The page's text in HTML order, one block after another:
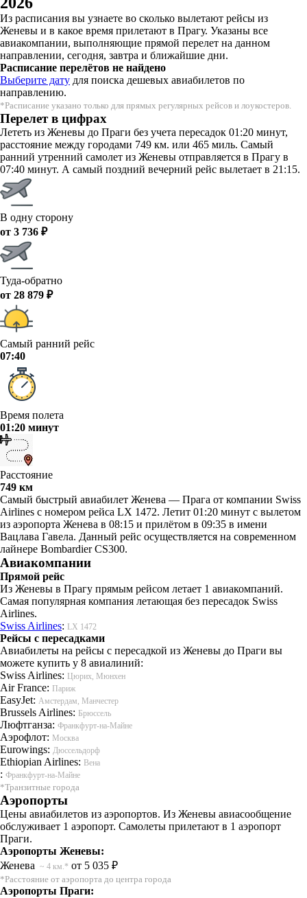
Из расписания вы узнаете во сколько вылетают рейсы из
Женевы и в какое время прилетают в Прагу. Указаны все
авиакомпании, выполняющие прямой перелет на данном
направлении, сегодня, завтра и ближайшие дни.
Расписание перелётов не найдено
Выберите дату для поиска дешевых авиабилетов по
направлению.
*Расписание указано только для прямых регулярных рейсов и лоукостеров.
Перелет в цифрах
Лететь из Женевы до Праги без учета пересадок 01:20 минут,
расстояние между городами 749 км. или 465 миль. Самый
ранний утренний самолет из Женевы отправляется в Прагу в
07:40 минут. А самый поздний вечерний рейс вылетает в 21:15.
В одну сторону
от 3 736 ₽
Туда-обратно
от 28 879 ₽
Самый ранний рейс
07:40
Время полета
01:20 минут
Расстояние
749 км
Самый быстрый авиабилет Женева — Прага от компании Swiss
Airlines с номером рейса LX 1472. Летит 01:20 минут с вылетом
из аэропорта Женева в 08:15 и прилётом в 09:35 в имени
Вацлава Гавела. Данный рейс осуществляется на современном
лайнере Bombardier CS300.
Авиакомпании
Прямой рейс
Из Женевы в Прагу прямым рейсом летает 1 авиакомпаний.
Самая популярная компания летающая без пересадок Swiss
Airlines.
Swiss Airlines: LX 1472
Рейсы с пересадками
Авиабилеты на рейсы с пересадкой из Женевы до Праги вы
можете купить у 8 авиалиний:
Swiss Airlines: Цюрих, Мюнхен
Air France: Париж
EasyJet: Амстердам, Манчестер
Brussels Airlines: Брюссель
Люфтганза: Франкфурт-на-Майне
Аэрофлот: Москва
Eurowings: Дюссельдорф
Ethiopian Airlines: Вена
: Франкфурт-на-Майне
*Транзитные города
Аэропорты
Цены авиабилетов из аэропортов. Из Женевы авиасообщение
обслуживает 1 аэропорт. Самолеты прилетают в 1 аэропорт
Праги.
Аэропорты Женевы:
Женева ~ 4 км.* от 5 035 ₽
*Расстояние от аэропорта до центра города
Аэропорты Праги: